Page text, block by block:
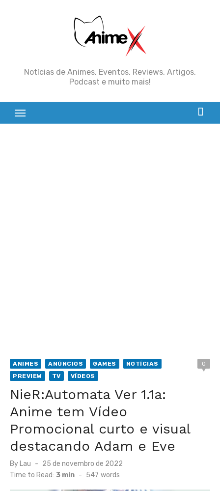
Notícias de Animes, Eventos, Reviews, Artigos,
Podcast e muito mais!
ANIMES ANÚNCIOS GAMES
NOTÍCIAS
PREVIEW
TV VÍDEOS
0
NieR:Automata Ver 1.1a:
Anime tem Vídeo
Promocional curto e visual
destacando Adam e Eve
By Lau
Posted
on
25 de novembro de 2022
Time to Read: 3 min - 547 words